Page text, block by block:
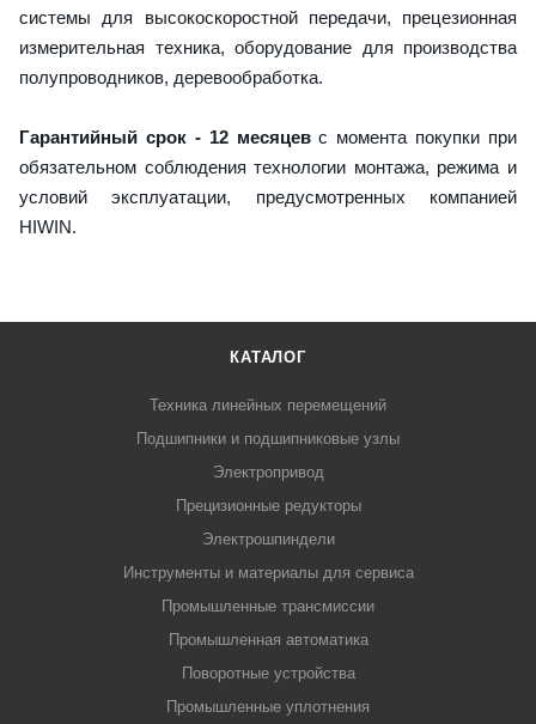
системы для высокоскоростной передачи, прецезионная
измерительная техника, оборудование для производства
полупроводников, деревообработка.
Гарантийный срок - 12 месяцевс момента покупки при
обязательном соблюдения технологии монтажа, режима и
условий эксплуатации, предусмотренных компанией
HIWIN.
КАТАЛОГ
Техника линейных перемещений
Подшипники и подшипниковые узлы
Электропривод
Прецизионные редукторы
Электрошпиндели
Инструменты и материалы для сервиса
Промышленные трансмиссии
Промышленная автоматика
Поворотные устройства
Промышленные уплотнения